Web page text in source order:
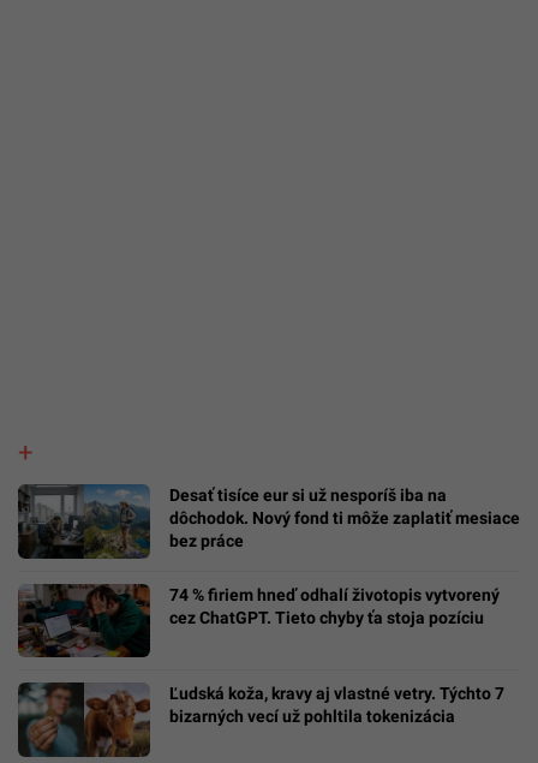
Desať tisíce eur si už nesporíš iba na
dôchodok. Nový fond ti môže zaplatiť mesiace
bez práce
74 % firiem hneď odhalí životopis vytvorený
cez ChatGPT. Tieto chyby ťa stoja pozíciu
Ľudská koža, kravy aj vlastné vetry. Týchto 7
bizarných vecí už pohltila tokenizácia